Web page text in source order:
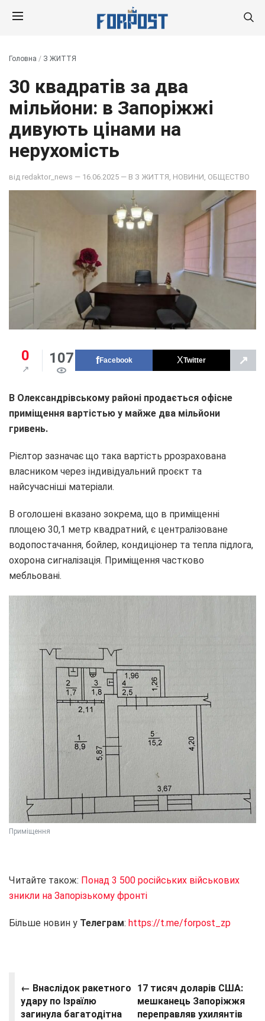
Головна / З ЖИТТЯ
30 квадратів за два
мільйони: в Запоріжжі
дивують цінами на
нерухомість
від redaktor_news — 16.06.2025 — В З ЖИТТЯ НОВИНИ ОБЩЕСТВО
0 107 Facebook Twitter ↗
В Олександрівському районі продається офісне
приміщення вартістью у майже два мільйони
гривень.
Рієлтор зазначає що така вартість ррозрахована
власником через індивідуальний проєкт та
найсучасніші матеріали.
В оголошені вказано зокрема, що в приміщенні
площею 30,1 метр квадратний, є централізоване
водопостачання, бойлер, кондиціонер та тепла підлога,
охорона сигналізація. Приміщення частково
мебльовані.
Приміщення
Читайте також: Понад 3 500 російських військових
зникли на Запорізькому фронті
Більше новин у Телеграм: https://t.me/forpost_zp
← Внаслідок ракетного
удару по Ізраїлю
загинула багатодітна
17 тисяч доларів США:
мешканець Запоріжжя
переправляв ухилянтів